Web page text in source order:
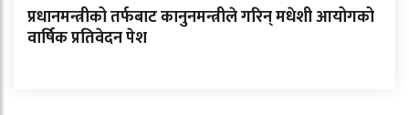
प्रधानमन्त्रीको तर्फबाट कानुनमन्त्रीले गरिन् मधेशी आयोगको
वार्षिक प्रतिवेदन पेश